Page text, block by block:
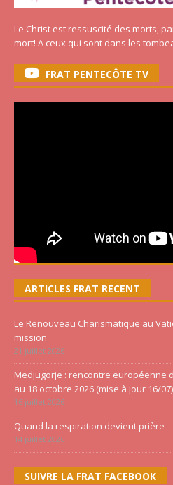
Le Christ est ressuscité des morts,
mort! A ceux qui sont dans les
FRAT PENTECÔTE TV
ARTICLES FRAT RECENT
Le Renouveau Charismatique au
mission
21 juillet 2026
Medjugorje : rencontre européenne
au 18 octobre 2026 (mise à jour 16/07)
16 juillet 2026
Quand la respiration devient prière
14 juillet 2026
SUIVRE LA FRAT FACEBOOK